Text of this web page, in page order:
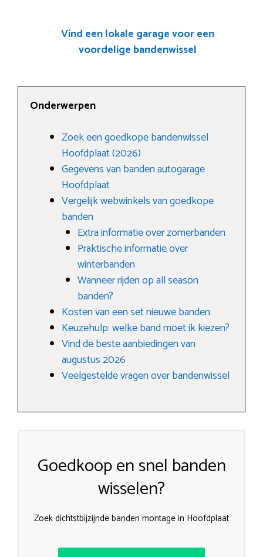
Vind een lokale garage voor een
voordelige bandenwissel
Onderwerpen
Zoek een goedkope bandenwissel
Hoofdplaat (2026)
Gegevens van banden autogarage
Hoofdplaat
Vergelijk webwinkels van goedkope
banden
Extra informatie over zomerbanden
Praktische informatie over
winterbanden
Wanneer rijden op all season
banden?
Kosten van een set nieuwe banden
Keuzehulp: welke band moet ik kiezen?
Vind de beste aanbiedingen van
augustus 2026
Veelgestelde vragen over bandenwissel
Goedkoop en snel banden
wisselen?
Zoek dichtstbijzijnde banden montage in Hoofdplaat